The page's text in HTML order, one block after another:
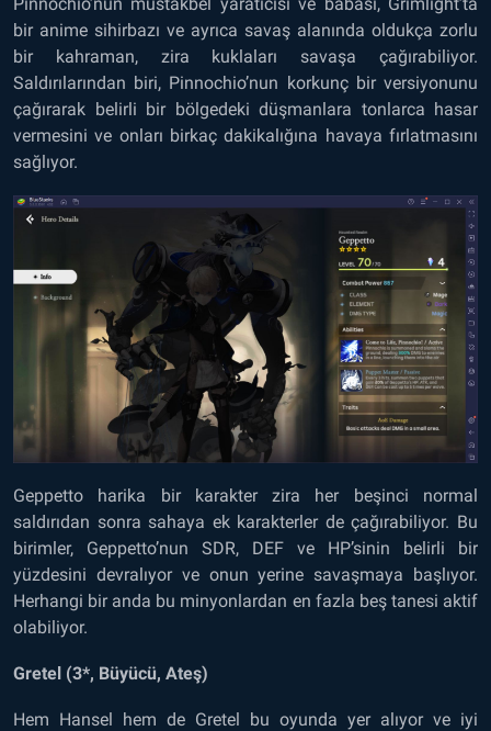
bir anime sihirbazı ve ayrıca savaş alanında oldukça zorlu
bir kahraman, zira kuklaları savaşa çağırabiliyor.
Saldırılarından biri, Pinnochio’nun korkunç bir versiyonunu
çağırarak belirli bir bölgedeki düşmanlara tonlarca hasar
vermesini ve onları birkaç dakikalığına havaya fırlatmasını
sağlıyor.
Geppetto harika bir karakter zira her beşinci normal
saldırıdan sonra sahaya ek karakterler de çağırabiliyor. Bu
birimler, Geppetto’nun SDR, DEF ve HP’sinin belirli bir
yüzdesini devralıyor ve onun yerine savaşmaya başlıyor.
Herhangi bir anda bu minyonlardan en fazla beş tanesi aktif
olabiliyor.
Gretel (3*, Büyücü, Ateş)
Hem Hansel hem de Gretel bu oyunda yer alıyor ve iyi